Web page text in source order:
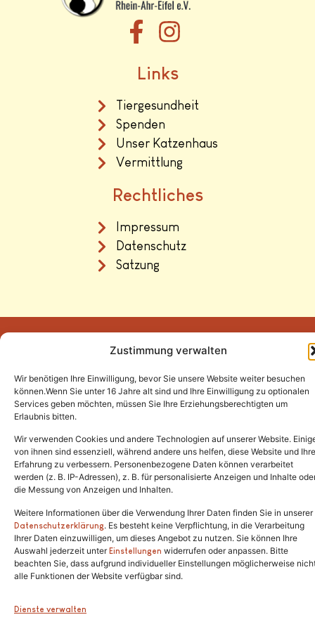
Zustimmung verwalten
Wir benötigen Ihre Einwilligung, bevor Sie unsere Website weiter besuchen
können.Wenn Sie unter 16 Jahre alt sind und Ihre Einwilligung zu optionalen
Services geben möchten, müssen Sie Ihre Erziehungsberechtigten um
Erlaubnis bitten.
Wir verwenden Cookies und andere Technologien auf unserer Website.
von ihnen sind essenziell, während andere uns helfen, diese Website und Ihre
Erfahrung zu verbessern. Personenbezogene Daten können verarbeitet
werden (z. B. IP-Adressen), z. B. für personalisierte Anzeigen und Inhalte
die Messung von Anzeigen und Inhalten.
Weitere Informationen über die Verwendung Ihrer Daten finden Sie in unserer
Datenschutzerklärung. Es besteht keine Verpflichtung, in die Verarbeitung
Ihrer Daten einzuwilligen, um dieses Angebot zu nutzen. Sie können Ihre
Auswahl jederzeit unterEinstellungen widerrufen oder anpassen. Bitte
beachten Sie, dass aufgrund individueller Einstellungen möglicherweise
alle Funktionen der Website verfügbar sind.
Dienste verwalten
Links
Tiergesundheit
Spenden
Unser Katzenhaus
Vermittlung
Rechtliches
Impressum
Datenschutz
Satzung
Copyright © 2024. Alle Rechte vorbehalten.
Tel.:(02646) 915928
info@katzenschutzfreunde.de
Im Brandenfeld 22
53426 Schalkenbach